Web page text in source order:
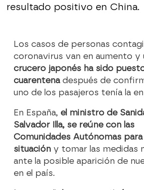
resultado positivo en China.
Los casos de personas
coronavirus van en aumento y
crucero japonés ha sido
cuarentenadespués de
uno de los pasajeros tenía la
En España, el ministro de
Salvador Illa, se reúne con las
Comunidades Autónomas para
situación y tomar las medidas
ante la posible aparición de
en el país.